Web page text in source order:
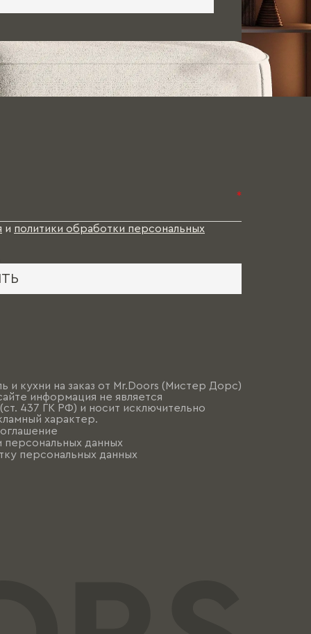
*
и политики обработки персональных
и кухни на заказ от Mr.Doors (Мистер Дорс)
информация не является
437 ГК РФ) и носит исключительно
характер.
персональных данных
персональных данных